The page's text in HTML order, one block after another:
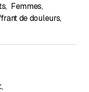
, Femmes,
de douleurs,
,